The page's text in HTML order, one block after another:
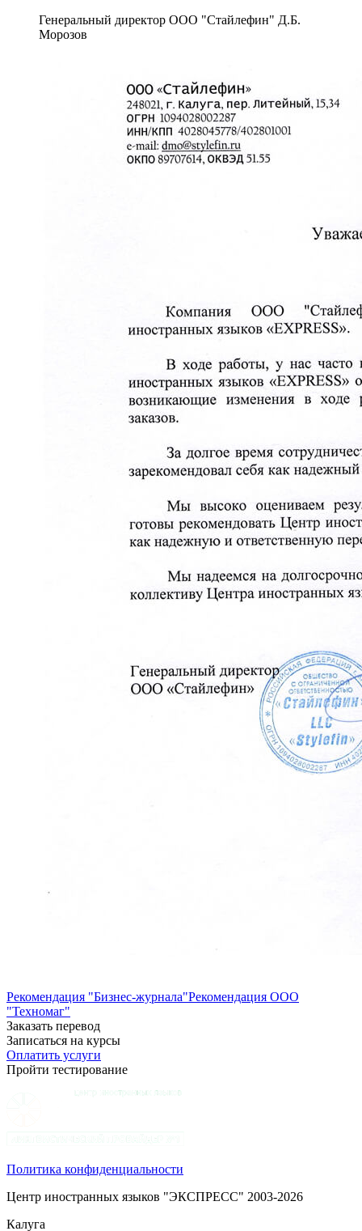
Генеральный директор ООО "Стайлефин" Д.Б.
Морозов
Рекомендация "Бизнес-журнала"Рекомендация ООО
"Техномаг"
Заказать перевод
Записаться на курсы
Оплатить услуги
Пройти тестирование
Политика конфиденциальности
Центр иностранных языков "ЭКСПРЕСС" 2003-2026
Калуга